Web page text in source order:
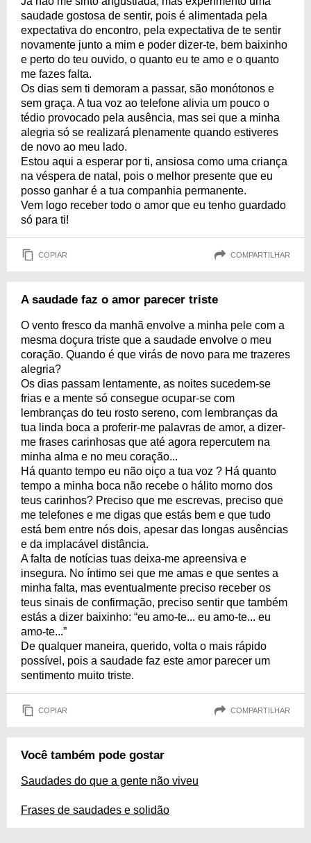
saudade gostosa de sentir, pois é alimentada pela
expectativa do encontro, pela expectativa de te sentir
novamente junto a mim e poder dizer-te, bem baixinho
e perto do teu ouvido, o quanto eu te amo e o quanto
me fazes falta.
Os dias sem ti demoram a passar, são monótonos e
sem graça. A tua voz ao telefone alivia um pouco o
tédio provocado pela ausência, mas sei que a minha
alegria só se realizará plenamente quando estiveres
de novo ao meu lado.
Estou aqui a esperar por ti, ansiosa como uma criança
na véspera de natal, pois o melhor presente que eu
posso ganhar é a tua companhia permanente.
Vem logo receber todo o amor que eu tenho guardado
só para ti!
COPIAR COMPARTILHAR
A saudade faz o amor parecer triste
O vento fresco da manhã envolve a minha pele com a
mesma doçura triste que a saudade envolve o meu
coração. Quando é que virás de novo para me trazeres
alegria?
Os dias passam lentamente, as noites sucedem-se
frias e a mente só consegue ocupar-se com
lembranças do teu rosto sereno, com lembranças da
tua linda boca a proferir-me palavras de amor, a dizer-
me frases carinhosas que até agora repercutem na
minha alma e no meu coração...
Há quanto tempo eu não oiço a tua voz ? Há quanto
tempo a minha boca não recebe o hálito morno dos
teus carinhos? Preciso que me escrevas, preciso que
me telefones e me digas que estás bem e que tudo
está bem entre nós dois, apesar das longas ausências
e da implacável distância.
A falta de notícias tuas deixa-me apreensiva e
insegura. No íntimo sei que me amas e que sentes a
minha falta, mas eventualmente preciso receber os
teus sinais de confirmação, preciso sentir que também
estás a dizer baixinho: “eu amo-te... eu amo-te... eu
amo-te...”
De qualquer maneira, querido, volta o mais rápido
possível, pois a saudade faz este amor parecer um
sentimento muito triste.
COPIAR COMPARTILHAR
Você também pode gostar
Saudades do que a gente não viveu
Frases de saudades e solidão